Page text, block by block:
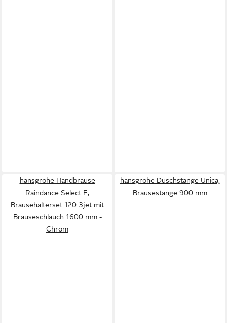
hansgrohe Handbrause
Raindance Select E,
Brausehalterset 120 3jet mit
Brauseschlauch 1600 mm -
Chrom
hansgrohe Duschstange Unica,
Brausestange 900 mm